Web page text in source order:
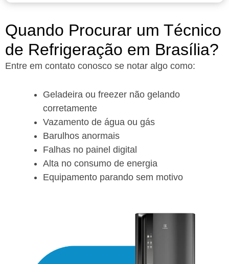
Quando Procurar um Técnico
de Refrigeração em Brasília?
Entre em contato conosco se notar algo como:
Geladeira ou freezer não gelando
corretamente
Vazamento de água ou gás
Barulhos anormais
Falhas no painel digital
Alta no consumo de energia
Equipamento parando sem motivo